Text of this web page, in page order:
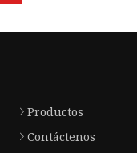
Productos
Contáctenos